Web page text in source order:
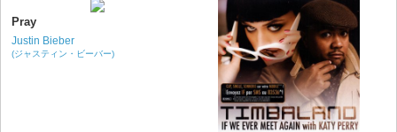
Pray
Justin Bieber
(ジャスティン・ビーバー)